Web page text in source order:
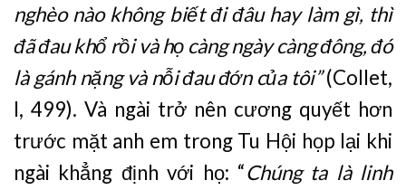
nghèo nào không biết đi đâu hay làm gì, thì
đã đau khổ rồi và họ càng ngày càng đông, đó
là gánh nặng và nỗi đau đớn của tôi”(Collet,
I, 499). Và ngài trở nên cương quyết hơn
trước mặt anh em trong Tu Hội họp lại khi
ngài khẳng định với họ: “Chúng ta là linh